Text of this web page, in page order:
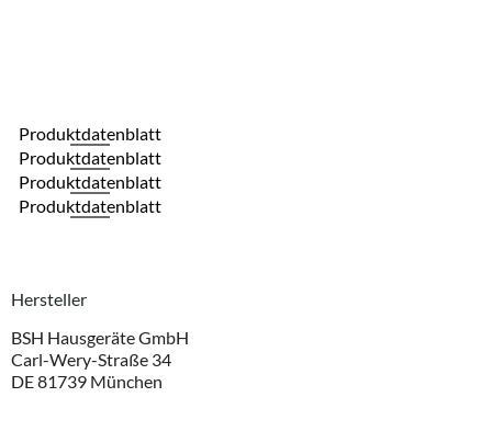
Produktdatenblatt
Produktdatenblatt
Produktdatenblatt
Produktdatenblatt
Hersteller
BSH Hausgeräte GmbH
Carl-Wery-Straße 34
DE 81739 München